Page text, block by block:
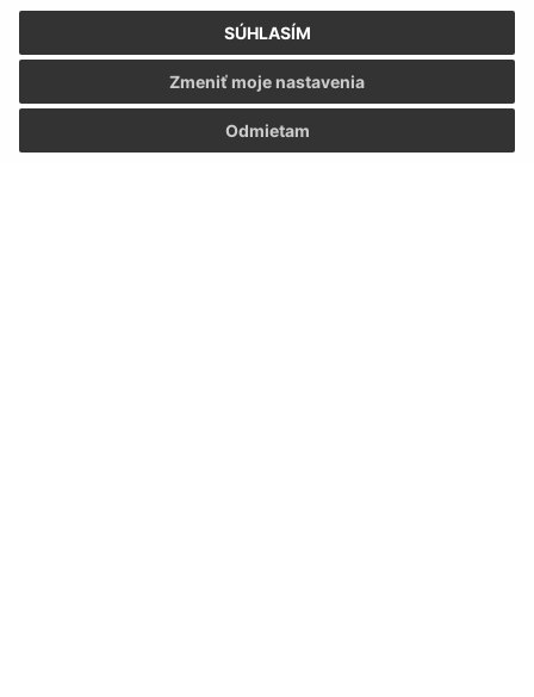
SÚHLASÍM
Odmietam
Zmeniť moje nastavenia